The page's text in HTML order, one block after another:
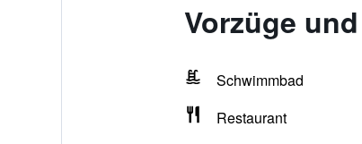
Vorzüge
Schwimmbad
Restaurant